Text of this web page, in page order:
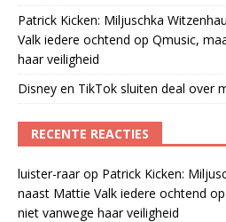
Patrick Kicken: Miljuschka
Valk iedere ochtend op Qmusic,
haar veiligheid
Disney en TikTok sluiten deal over
RECENTE REACTIES
luister-raarop Patrick Kicken:
naast Mattie Valk iedere ochtend
niet vanwege haar veiligheid